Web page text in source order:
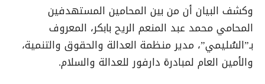
وكشف البيان أن من بين المحامين المستهدفين
المحامي محمد عبد المنعم الريح بابكر، المعروف
بـ”السُليمي”، مدير منظمة العدالة والحقوق والتنمية،
والأمين العام لمبادرة دارفور للعدالة والسلام.